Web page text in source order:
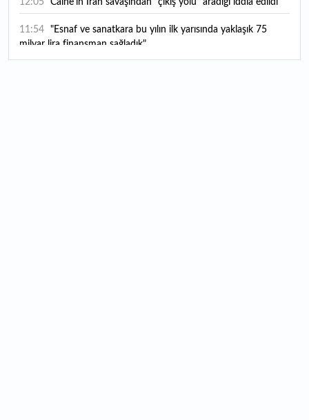
12:05 Caine'in İran savaşından "çıkış yolu" aradığı iddia edildi
11:54
milyar lira finansman sağladık"